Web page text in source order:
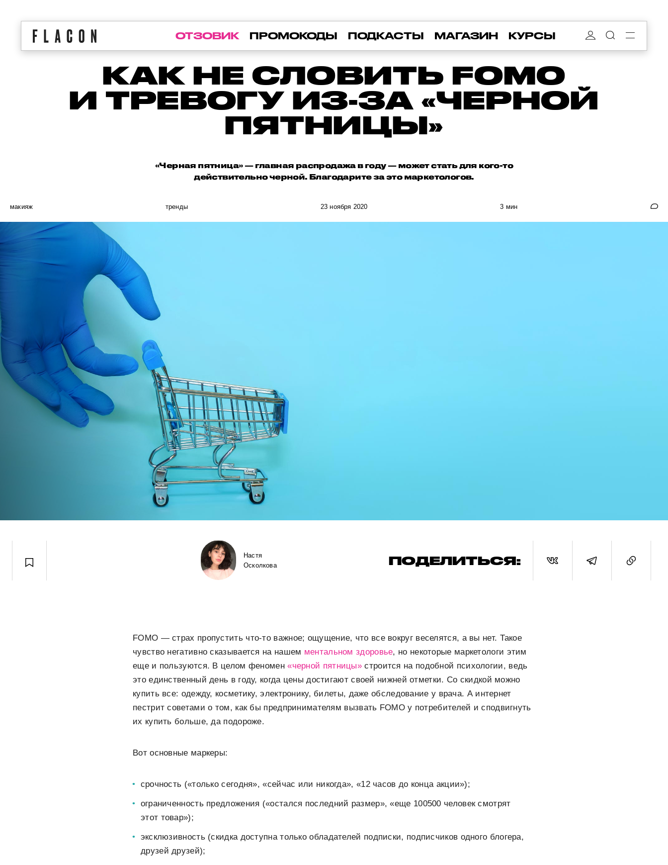
ОТЗОВИК ПРОМОКОДЫ ПОДКАСТЫ МАГАЗИН КУРСЫ
КАК НЕ СЛОВИТЬ FOMO
И ТРЕВОГУ ИЗ-ЗА «ЧЕРНОЙ
ПЯТНИЦЫ»
«Черная пятница» — главная распродажа в году — может стать для кого-то
действительно черной. Благодарите за это маркетологов.
макияж тренды 23 ноября 2020 3 мин
Настя
Осколкова
ПОДЕЛИТЬСЯ:
FOMO — страх пропустить что-то важное; ощущение, что все вокруг веселятся, а вы нет. Такое
чувство негативно сказывается на нашем ментальном здоровье, но некоторые маркетологи этим
еще и пользуются. В целом феномен«черной пятницы» строится на подобной психологии, ведь
это единственный день в году, когда цены достигают своей нижней отметки. Со скидкой можно
купить все: одежду, косметику, электронику, билеты, даже обследование у врача. А интернет
пестрит советами о том, как бы предпринимателям вызвать FOMO у потребителей и сподвигнуть
их купить больше, да подороже.
Вот основные маркеры:
срочность («только сегодня», «сейчас или никогда», «12 часов до конца акции»);
ограниченность предложения («остался последний размер», «еще 100500 человек смотрят
этот товар»);
эксклюзивность (скидка доступна только обладателей подписки, подписчиков одного блогера,
друзей друзей);